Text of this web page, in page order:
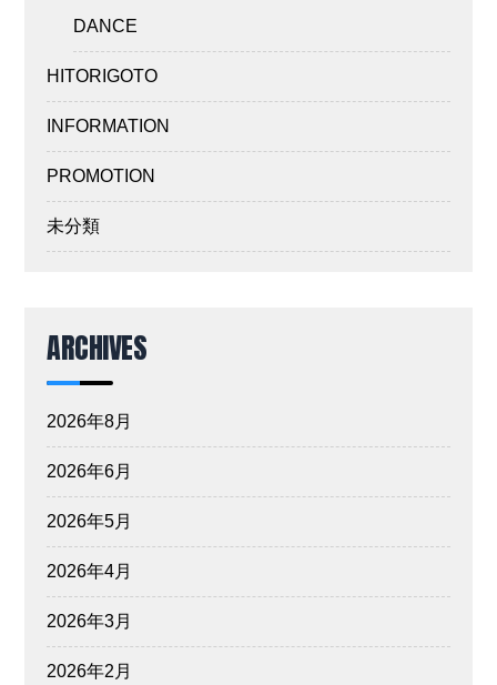
DANCE
HITORIGOTO
INFORMATION
PROMOTION
未分類
ARCHIVES
2026年8月
2026年6月
2026年5月
2026年4月
2026年3月
2026年2月